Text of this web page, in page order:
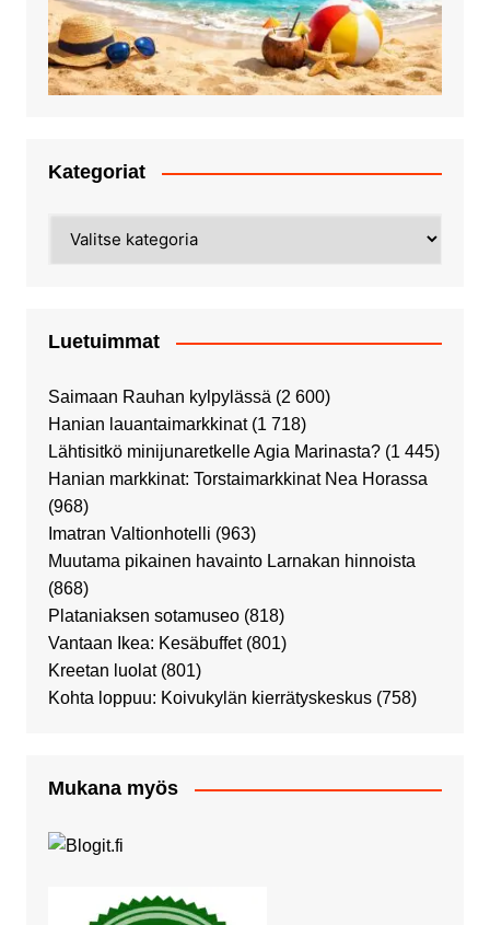
Kategoriat
Luetuimmat
Saimaan Rauhan kylpylässä (2 600)
Hanian lauantaimarkkinat (1 718)
Lähtisitkö minijunaretkelle Agia Marinasta? (1 445)
Hanian markkinat: Torstaimarkkinat Nea Horassa
(968)
Imatran Valtionhotelli (963)
Muutama pikainen havainto Larnakan hinnoista
(868)
Plataniaksen sotamuseo (818)
Vantaan Ikea: Kesäbuffet (801)
Kreetan luolat (801)
Kohta loppuu: Koivukylän kierrätyskeskus (758)
Mukana myös